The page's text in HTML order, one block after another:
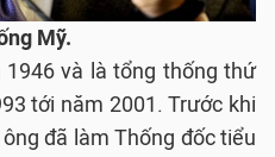
Mỹ.
1946 và là tổng thống thứ
tới năm 2001. Trước khi
đã làm Thống đốc tiểu